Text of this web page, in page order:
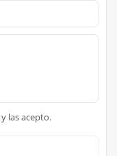
y las acepto.